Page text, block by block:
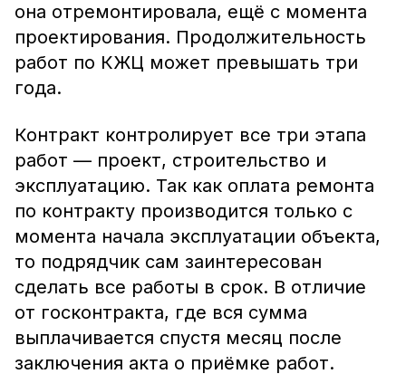
она отремонтировала, ещё с момента
проектирования. Продолжительность
работ по КЖЦ может превышать три
года.
Контракт контролирует все три этапа
работ — проект, строительство и
эксплуатацию. Так как оплата ремонта
по контракту производится только с
момента начала эксплуатации объекта,
то подрядчик сам заинтересован
сделать все работы в срок. В отличие
от госконтракта, где вся сумма
выплачивается спустя месяц после
заключения акта о приёмке работ.